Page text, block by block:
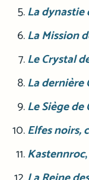
La dynastie
La Mission
Le Crystal
La dernière
Le Siège de
Elfes noirs,
Kastennroc